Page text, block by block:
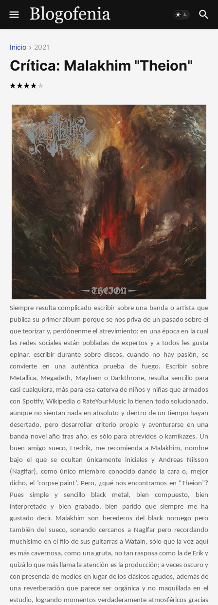
Inicio 2021
Crítica: Malakhim "Theion"
Siempre resulta complicado escribir sobre una banda o artista que
publica su primer álbum porque se nos priva de un pasado sobre el
que teorizar y, perdónenme el atrevimiento; en una época en la cual
las redes sociales están pobladas de expertos y a todos les gusta
opinar, escribir durante sobre discos, cuando no hay pasión, se
convierte en una auténtica prueba de fuego. Escribir sobre
Metallica, Megadeth, Mayhem o Darkthrone, resulta sencillo para
casi cualquiera, más para esa caterva de niños y niñas que armados
con Spotify, Wikipedia o RateYourMusic lo tienen todo solucionado,
aunque no sientan nada en absoluto y dentro de un tiempo hayan
desertado, pero desarrollar criterio propio y aventurarse en una
banda novel año tras año, es sólo para atrevidos o kamikazes. Un
buen amigo sueco, Fredrik, me recomienda a Malakhim, nombre
bajo el que se ocultan únicamente iniciales y Andreas Nilsson
(Naglfar), como único miembro conocido dando la cara o, mejor
dicho, el ‘corpse paint’. Pero, ¿qué nos encontramos en “Theion”?
Pues simple y sencillo black metal, bien compuesto, bien
interpretado y bien grabado, bien parido que siempre me ha
gustado decir. Malakhim son herederos del black noruego pero
también del sueco, sonando cercanos a Naglfar pero recordando
muchísimo en el filo de sus guitarras a Watain, sólo que la voz aquí
es más cavernosa, como una gruta, no tan rasposa como la de Erik y
quizá lo que más llama la atención es la producción; a veces oscuro y
con presencia de medios en lugar de los clásicos agudos, además de
una reverberación que parece ser orgánica y no maquillada en el
estudio, logrando momentos verdaderamente atmosféricos gracias